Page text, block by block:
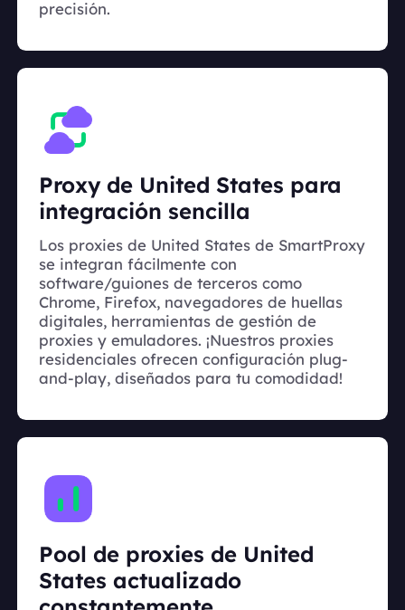
precisión.
Proxy de United States para
integración sencilla
Los proxies de United States de SmartProxy
se integran fácilmente con
software/guiones de terceros como
Chrome, Firefox, navegadores de huellas
digitales, herramientas de gestión de
proxies y emuladores. ¡Nuestros proxies
residenciales ofrecen configuración plug-
and-play, diseñados para tu comodidad!
Pool de proxies de United
States actualizado